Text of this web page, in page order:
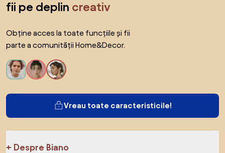
fii pe deplin creativ
Obține acces la toate funcțiile și fii
parte a comunității Home&Decor.
Vreau toate caracteristicile!
Despre Biano